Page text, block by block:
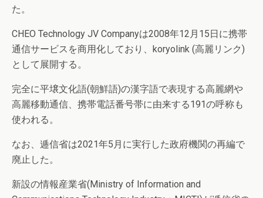
た。
CHEO Technology JV Companyは2008年12月15日に携帯
通信サービスを商用化しており、koryolink (高麗リンク)
として展開する。
完全に平壌文化語(朝鮮語)の漢字語で表現する高麗網や
高麗移動通信、携帯電話番号帯に由来する191の呼称も
使われる。
なお、逓信省は2021年5月に実行した政府機関の再編で
廃止した。
新設の情報産業省(Ministry of Information and